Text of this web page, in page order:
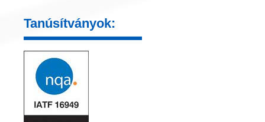
Tanúsítványok: